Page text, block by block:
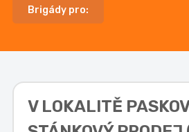
Brigády pro:
V LOKALITĚ